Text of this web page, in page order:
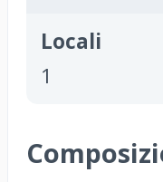
Locali
1